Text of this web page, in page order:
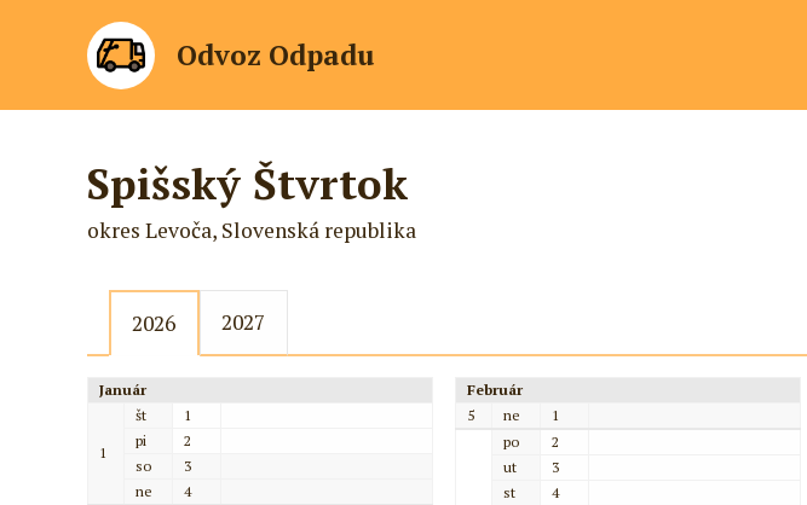
Odvoz Odpadu
Spišský Štvrtok
okres Levoča, Slovenská republika
2026 2027
Január
1
št
1
pi
2
so
3
ne
4
Február
5
ne 1
po
2
ut
3
st
4